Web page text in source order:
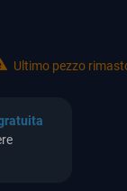
Ultimo pezzo